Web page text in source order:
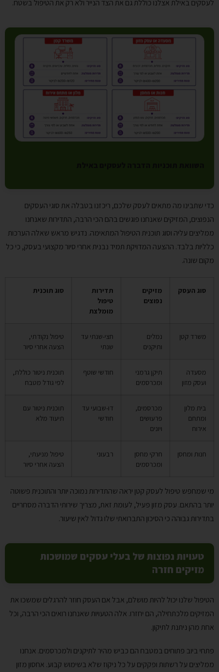
לעסקים באילת אצלנו כוללת גם את הצד הנייר ולא רק את הטיפול בשטח.
כדי שתבינו מה מתאים לעסק שלכם, ריכזנו בטבלה את סוגי העסקים
הנפוצים, המזיקים שאנחנו פוגשים בהם הכי הרבה, התדירות שאנחנו
ממליצים עליה וסוג תוכנית הטיפול המתאימה. נדגיש מראש שאלה הערכות
כלליות בלבד. ההצעה המדויקת תמיד נבנית אחרי סיור מקצועי בעסק, כי כל
מקום שונה.
סוג העסק
מזיקים
נפוצים
תדירות
טיפול
מומלצת
סוג תוכנית
משרד קטן
נמלים
ותיקנים
חצי-שנתי עד
שנתי
טיפול נקודתי,
הצעה אחרי סיור
מסעדה
ועסק מזון
תיקן גרמני
ומכרסמים
חודשי שוטף
תוכנית ניטור כוללת,
לפי גודל מטבח
בית מלון
ומתחם
אירוח
מכרסמים,
פרעושים
ויונים
דו-שבועי עד
חודשי
תוכנית ניטור עם
תיעוד מלא
חנות ומחסן
חרקי מחסן
ומכרסמים
רבעוני
טיפול מניעתי,
הצעה אחרי סיור
מי שמחפש טיפול לעסק קטן יראה שהתדירות נמוכה יותר והתוכנית פשוטה
יותר בהתאם. עסק מזון פעיל, לעומת זאת, מצריך שירותי הדברה מסחריים
בתדירות גבוהה כי הסיכון התברואתי שלו גדול לאין שיעור.
טעויות נפוצות של בעלי עסקים שמושכות
מזיקים חזרה
הטיפול שלנו יכול להיות מושלם, אבל אם העסק חוזר להרגלים שמשכו את
המזיקים מלכתחילה, הם יחזרו. אלה הטעויות שאנחנו רואים הכי הרבה, וכל
אחת מהן ניתנת לתיקון.
פתחי ביוב פתוחים במטבח הם כביש מהיר לתיקנים ולמכרסמים. אנחנו
ממליצים על רשתות ופקקים על כל ניקוז שלא בשימוש קבוע. אחסון מזון